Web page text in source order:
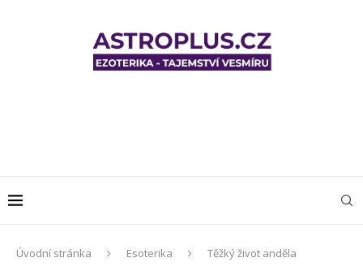
Úvodní stránka Esoterika Těžký život anděla